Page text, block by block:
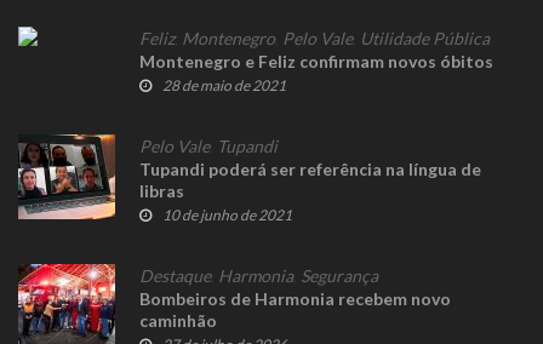
Feliz, Montenegro Pelo Vale, Utilidade Pública
Montenegro e Feliz confirmam novos óbitos
28 de maio de 2021
Pelo Vale, Tupandi
Tupandi poderá ser referência na língua de
libras
10 de junho de 2021
Destaque, Harmonia, Segurança
Bombeiros de Harmonia recebem novo
caminhão